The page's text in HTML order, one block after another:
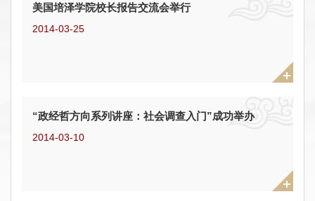
美国培泽学院校长报告交流会举行
2014-03-25
“政经哲方向系列讲座：社会调查入门”成功举办
2014-03-10